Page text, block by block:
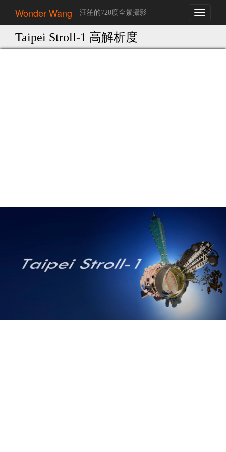
Toggle
Wonder Wang 汪笙的720度全景攝影
Taipei Stroll-1 高解析度